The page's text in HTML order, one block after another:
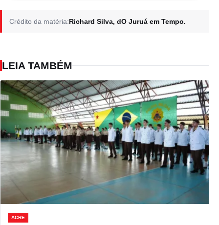
Crédito da matéria:Richard Silva, dO Juruá em Tempo.
LEIA TAMBÉM
ACRE